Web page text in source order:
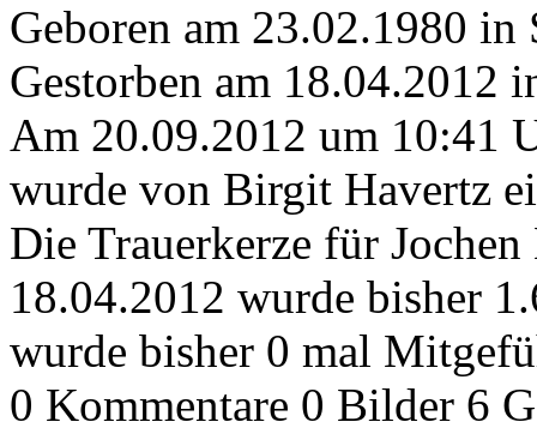
Geboren am 23.02.1980 in
Gestorben am 18.04.2012
Am 20.09.2012 um 10:41
wurde von Birgit Havertz
Die Trauerkerze für
18.04.2012 wurde bisher
wurde bisher 0 mal
0 Kommentare 0 Bilder 6